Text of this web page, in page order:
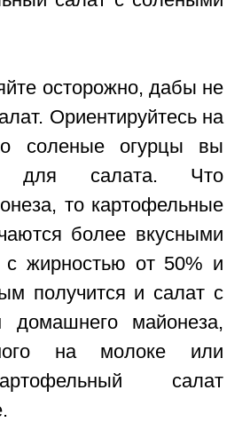
осторожно, дабы не
Ориентируйтесь на
соленые огурцы вы
для салата. Что
то картофельные
более вкусными
с жирностью от 50% и
получится и салат с
домашнего майонеза,
на молоке или
салат